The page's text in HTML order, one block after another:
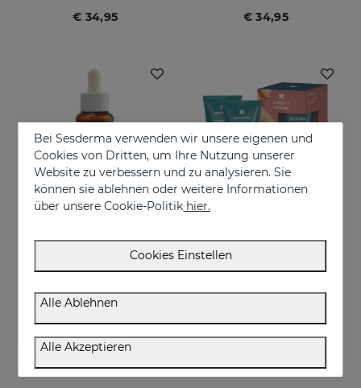
€ 34,95 € 34,95
In den Warenkorb
ESTRYSES ANTI-DEHNUNGSSTREIFEN-SERUM FORTE 50 ML
Intensive shock treatment of stretch marks shock (pearly white).
€ 34,95
ESTRYSES Duplo
Verhindert und verbessert Dehnungsstreifen
€ 34,95
Bei Sesderma verwenden wir unsere eigenen und
Cookies von Dritten, um Ihre Nutzung unserer
Website zu verbessern und zu analysieren. Sie
können sie ablehnen oder weitere Informationen
über unsere Cookie-Politik hier.
Cookies Einstellen
Alle Ablehnen
Alle Akzeptieren